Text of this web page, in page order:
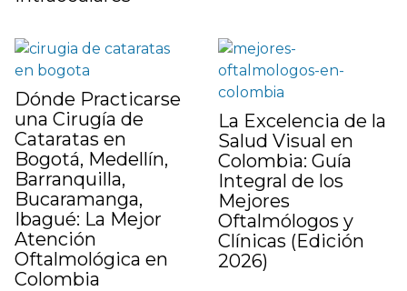
Dónde Practicarse
una Cirugía de
Cataratas en
Bogotá, Medellín,
Barranquilla,
Bucaramanga,
Ibagué: La Mejor
Atención
Oftalmológica en
Colombia
La Excelencia de la
Salud Visual en
Colombia: Guía
Integral de los
Mejores
Oftalmólogos y
Clínicas (Edición
2026)